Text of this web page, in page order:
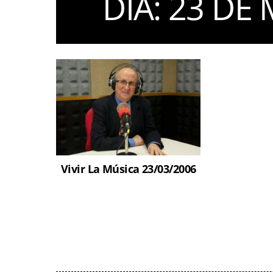
Vivir La Música 23/03/2006